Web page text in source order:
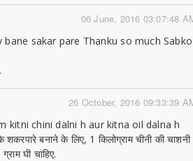
06 June, 2016 03:07:48
sakar pare Thanku so much Sabko
26 October, 2016 09:33:39
kitni chini dalni h aur kitna oil dalna h
शकरपारे बनाने के लिए, 1 किलोग्राम चीनी की चाशनी
घी चाहिए.